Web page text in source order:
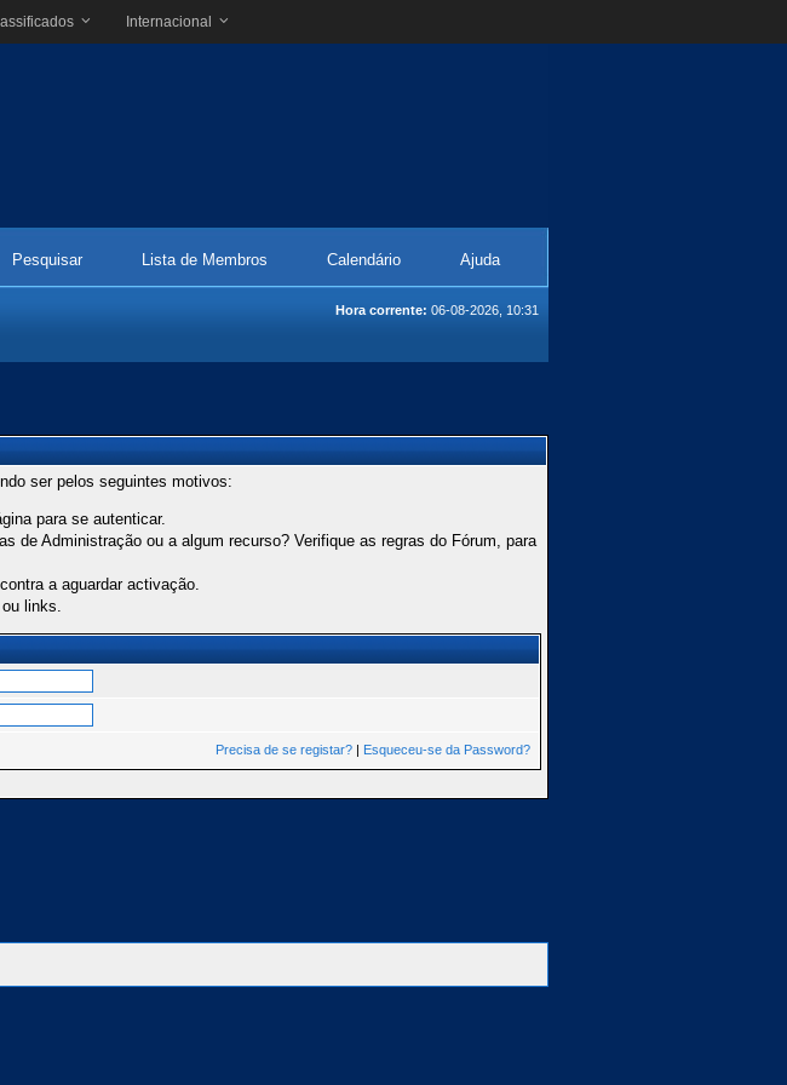
Internacional
Pesquisar Lista de Membros Calendário Ajuda
Hora corrente: 06-08-2026, 10:31
ser pelos seguintes motivos:
para se autenticar.
de Administração ou a algum recurso? Verifique as regras do Fórum, para
a aguardar activação.
links.
Precisa de se registar? | Esqueceu-se da Password?